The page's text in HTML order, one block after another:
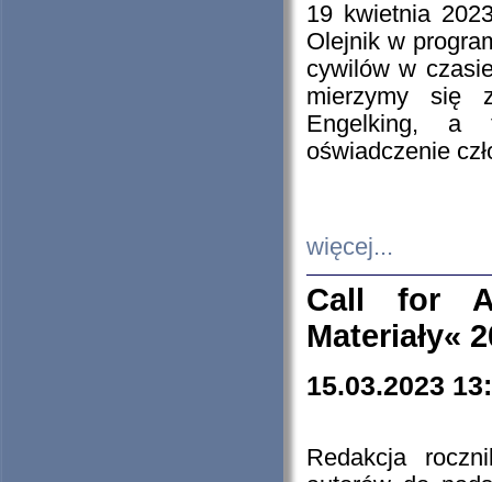
19 kwietnia
Olejnik w
cywilów w
mierzymy się
Engelking, a
oświadczenie
więcej...
Call for
Materiały«
15.03.2023
Redakcja